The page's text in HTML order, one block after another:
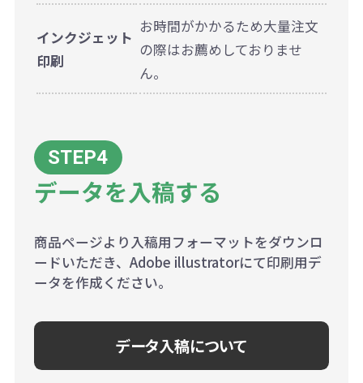
インクジェット
印刷
お時間がかかるため大量注文
の際はお薦めしておりませ
ん。
データを入稿する
商品ページより入稿用フォーマットをダウンロ
ードいただき、Adobe illustratorにて印刷用デ
ータを作成ください。
データ入稿について